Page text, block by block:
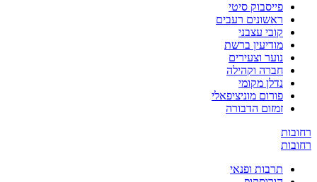
פייסבוק סיטי
ראשונים רעבים
קובי עצבני
מודיעין ברשת
נוער וצעירים
חברה וקהילה
נדלן מקומי
פורום מוניציפאלי
זמזום הדבורה
תרבות ופנאי